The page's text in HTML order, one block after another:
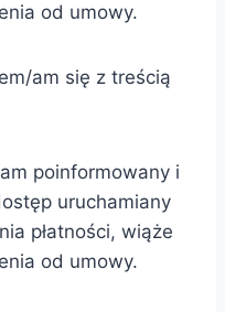
od umowy.
am się z treścią
poinformowany i
uruchamiany
płatności, wiąże
od umowy.